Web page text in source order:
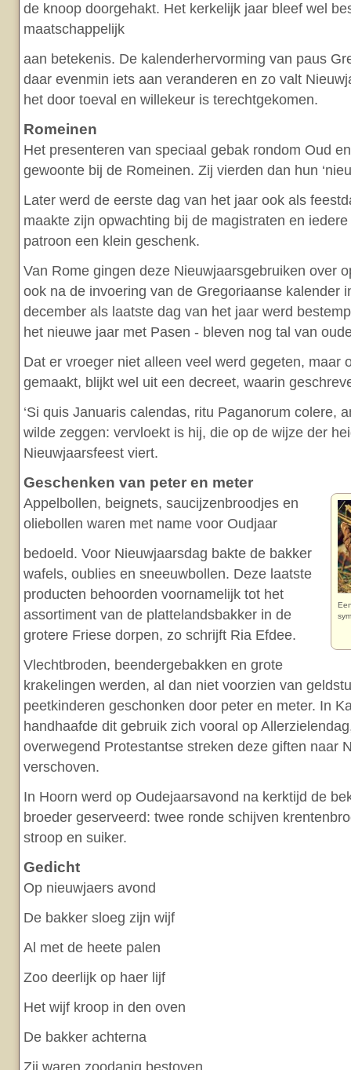
de knoop doorgehakt. Het kerkelijk jaar bleef wel
maatschappelijk
aan betekenis. De kalenderhervorming van paus
daar evenmin iets aan veranderen en zo valt
het door toeval en willekeur is terechtgekomen.
Romeinen
Het presenteren van speciaal gebak rondom Oud
gewoonte bij de Romeinen. Zij vierden dan hun
Later werd de eerste dag van het jaar ook als
maakte zijn opwachting bij de magistraten en
patroon een klein geschenk.
Van Rome gingen deze Nieuwjaarsgebruiken over
ook na de invoering van de Gregoriaanse kalender
december als laatste dag van het jaar werd
het nieuwe jaar met Pasen - bleven nog tal van
Dat er vroeger niet alleen veel werd gegeten, maar
gemaakt, blijkt wel uit een decreet, waarin
‘Si quis Januaris calendas, ritu Paganorum colere,
wilde zeggen: vervloekt is hij, die op de wijze der
Nieuwjaarsfeest viert.
Geschenken van peter en meter
Appelbollen, beignets, saucijzenbroodjes en
oliebollen waren met name voor Oudjaar
bedoeld. Voor Nieuwjaarsdag bakte de bakker
wafels, oublies en sneeuwbollen. Deze laatste
producten behoorden voornamelijk tot het
assortiment van de plattelandsbakker in de
grotere Friese dorpen, zo schrijft Ria Efdee.
Vlechtbroden, beendergebakken en grote
krakelingen werden, al dan niet voorzien van
peetkinderen geschonken door peter en meter. In
handhaafde dit gebruik zich vooral op
overwegend Protestantse streken deze giften naar
verschoven.
In Hoorn werd op Oudejaarsavond na kerktijd de
broeder geserveerd: twee ronde schijven
stroop en suiker.
Gedicht
Op nieuwjaers avond
De bakker sloeg zijn wijf
Al met de heete palen
Zoo deerlijk op haer lijf
Het wijf kroop in den oven
De bakker achterna
Zij waren zoodanig bestoven